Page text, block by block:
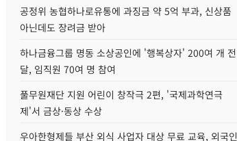
공정위 농협하나로유통에 과징금 약 5억 부과, 신상품
아닌데도 장려금 받아
하나금융그룹 명동 소상공인에 '행복상자' 200여 개 전
달, 임직원 70여 명 참여
풀무원재단 지원 어린이 창작극 2편, '국제과학연극
제'서 금상·동상 수상
우아한형제들 부산 외식 사업자 대상 무료 교육, 외국인